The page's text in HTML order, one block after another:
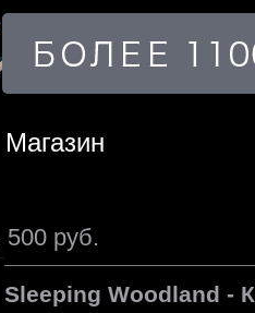
Магазин
500 руб.
Sleeping Woodland -